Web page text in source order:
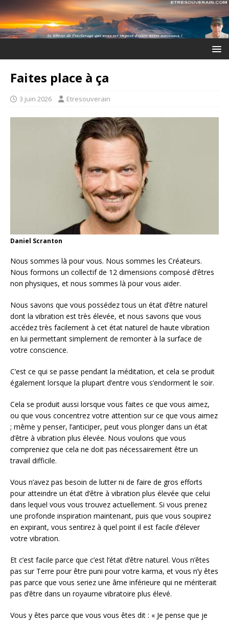
Faites place à ça
3 juin 2026 Etresouverain
Daniel Scranton
Nous sommes là pour vous. Nous sommes les Créateurs.
Nous formons un collectif de 12 dimensions composé d’êtres
non physiques, et nous sommes là pour vous aider.
Nous savons que vous possédez tous un état d’être naturel
dont la vibration est très élevée, et nous savons que vous
accédez très facilement à cet état naturel de haute vibration
en lui permettant simplement de remonter à la surface de
votre conscience.
C’est ce qui se passe pendant la méditation, et cela se produit
également lorsque la plupart d’entre vous s’endorment le soir.
Cela se produit aussi lorsque vous faites ce que vous aimez,
ou que vous concentrez votre attention sur ce que vous aimez
; même y penser, l’anticiper, peut vous plonger dans un état
d’être à vibration plus élevée. Nous voulons que vous
compreniez que cela ne doit pas nécessairement être un
travail difficile.
Vous n’avez pas besoin de lutter ni de faire de gros efforts
pour atteindre un état d’être à vibration plus élevée que celui
dans lequel vous vous trouvez actuellement. Si vous prenez
une profonde inspiration maintenant, puis que vous soupirez
en expirant, vous sentirez à quel point il est facile d’élever
votre vibration.
Et c’est facile parce que c’est l’état d’être naturel. Vous n’êtes
pas sur Terre pour être puni pour votre karma, et vous n’y êtes
pas parce que vous seriez une âme inférieure qui ne mériterait
pas d’être dans un royaume vibratoire plus élevé.
Vous y êtes parce que vous vous êtes dit : « Je pense que je